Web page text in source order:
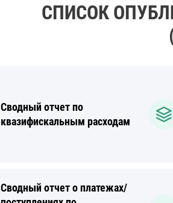
СПИСОК
Сводный отчет по
квазифискальным расходам
Сводный отчет о платежах/